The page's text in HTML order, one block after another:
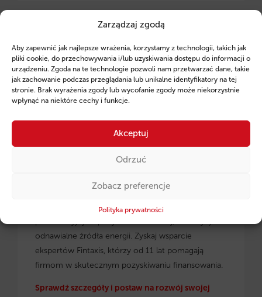
Zarządzaj zgodą
Aby zapewnić jak najlepsze wrażenia, korzystamy z technologii, takich jak
pliki cookie, do przechowywania i/lub uzyskiwania dostępu do informacji o
urządzeniu. Zgoda na te technologie pozwoli nam przetwarzać dane, takie
jak zachowanie podczas przeglądania lub unikalne identyfikatory na tej
stronie. Brak wyrażenia zgody lub wycofanie zgody może niekorzystnie
wpłynąć na niektóre cechy i funkcje.
Akceptuj
Odrzuć
Zobacz preferencje
Polityka prywatności
przedsiębiorców z regionu małopolskiego.
Pożyczki unijne dla małopolskich
przedsiębiorców– dowiedz się, jak skorzystać z
odnawialne źródła energii. Zyskaj wsparcie
ekspertów Fintaxis, którzy od 11 lat pomagają
firmom w skutecznym pozyskiwaniu finansowania.
Sprawdź szczegóły i postaw na rozwój swojej